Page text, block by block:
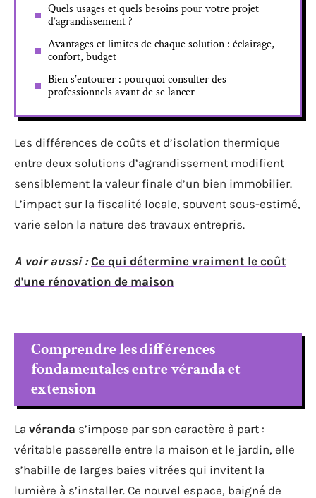
Quels usages et quels besoins pour votre projet
d’agrandissement ?
Avantages et limites de chaque solution : éclairage,
confort, budget
Bien s’entourer : pourquoi consulter des
professionnels avant de se lancer
Les différences de coûts et d’isolation thermique
entre deux solutions d’agrandissement modifient
sensiblement la valeur finale d’un bien immobilier.
L’impact sur la fiscalité locale, souvent sous-estimé,
varie selon la nature des travaux entrepris.
A voir aussi : Ce qui détermine vraiment le coût
d'une rénovation de maison
Comprendre les différences
fondamentales entre véranda et
extension
La véranda s’impose par son caractère à part :
véritable passerelle entre la maison et le jardin, elle
s’habille de larges baies vitrées qui invitent la
lumière à s’installer. Ce nouvel espace, baigné de